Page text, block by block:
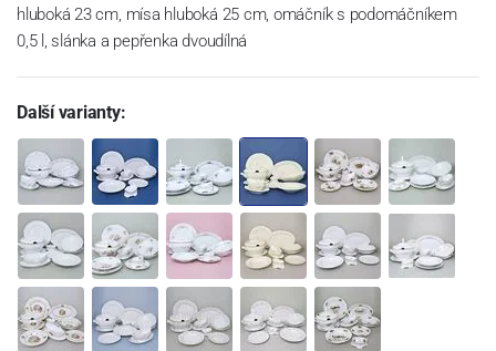
hluboká 23 cm, mísa hluboká 25 cm, omáčník s podomáčníkem
0,5 l, slánka a pepřenka dvoudílná
Další varianty: